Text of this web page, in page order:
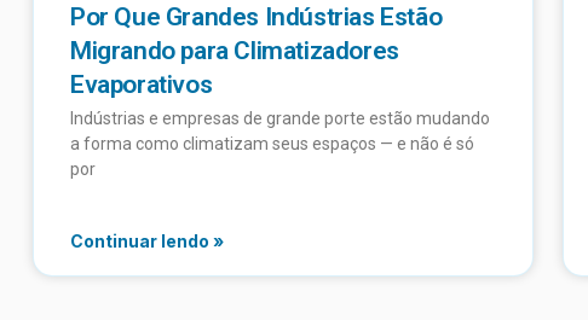
Por Que Grandes Indústrias Estão
Migrando para Climatizadores
Evaporativos
Indústrias e empresas de grande porte estão mudando
a forma como climatizam seus espaços — e não é só
por
Continuar lendo »